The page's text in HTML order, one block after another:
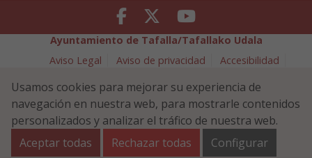
Facebook Twitter Youtube
Ayuntamiento de Tafalla/Tafallako Udala
Aviso Legal
Aviso de privacidad
Accesibilidad
Política de Seguridad de la Información
Plaza Navarra 5 - 31300 Tafalla (NAVARRA)
948 70 18 11
ayuntamiento@tafalla.es
Usamos cookies para mejorar su experiencia de
navegación en nuestra web, para mostrarle contenidos
personalizados y analizar el tráfico de nuestra web.
Aceptar todas
Rechazar todas Configurar